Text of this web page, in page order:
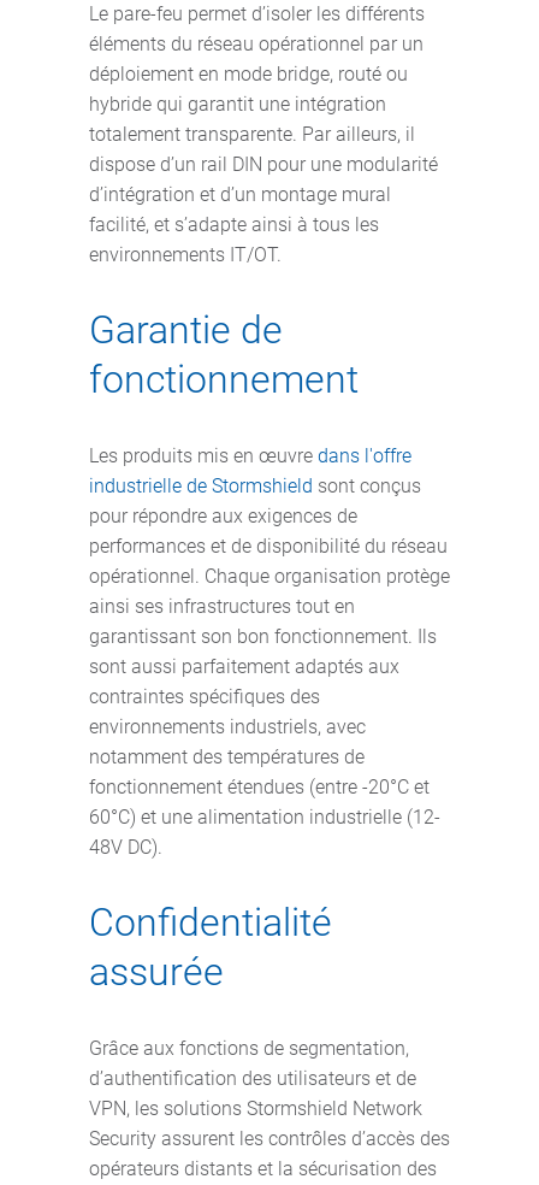
Le pare-feu permet d’isoler les différents
éléments du réseau opérationnel par un
déploiement en mode bridge, routé ou
hybride qui garantit une intégration
totalement transparente. Par ailleurs, il
dispose d’un rail DIN pour une modularité
d’intégration et d’un montage mural
facilité, et s’adapte ainsi à tous les
environnements IT/OT.
Garantie de
fonctionnement
Les produits mis en œuvre dans l'offre
industrielle de Stormshield sont conçus
pour répondre aux exigences de
performances et de disponibilité du réseau
opérationnel. Chaque organisation protège
ainsi ses infrastructures tout en
garantissant son bon fonctionnement. Ils
sont aussi parfaitement adaptés aux
contraintes spécifiques des
environnements industriels, avec
notamment des températures de
fonctionnement étendues (entre -20°C et
60°C) et une alimentation industrielle (12-
48V DC).
Confidentialité
assurée
Grâce aux fonctions de segmentation,
d’authentification des utilisateurs et de
VPN, les solutions Stormshield Network
Security assurent les contrôles d’accès des
opérateurs distants et la sécurisation des